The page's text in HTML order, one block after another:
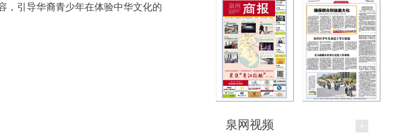
，引导华裔青少年在体验中华文化的
泉网视频